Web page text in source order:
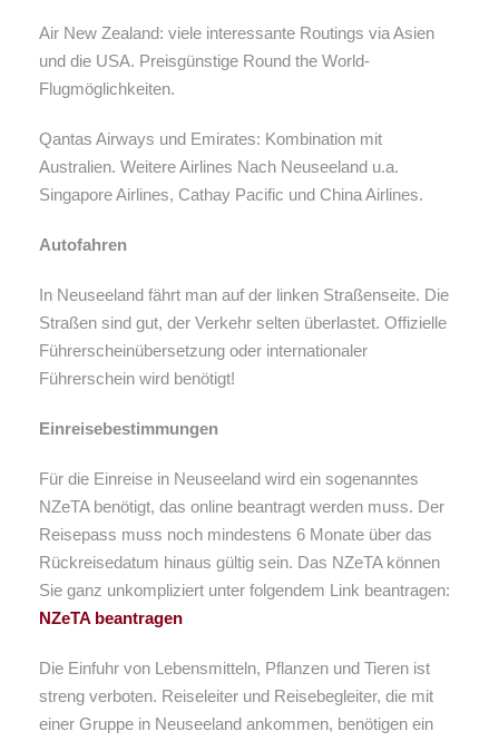
Air New Zealand: viele interessante Routings via Asien
und die USA. Preisgünstige Round the World-
Flugmöglichkeiten.
Qantas Airways und Emirates: Kombination mit
Australien. Weitere Airlines Nach Neuseeland u.a.
Singapore Airlines, Cathay Pacific und China Airlines.
Autofahren
In Neuseeland fährt man auf der linken Straßenseite. Die
Straßen sind gut, der Verkehr selten überlastet. Offizielle
Führerscheinübersetzung oder internationaler
Führerschein wird benötigt!
Einreisebestimmungen
Für die Einreise in Neuseeland wird ein sogenanntes
NZeTA benötigt, das online beantragt werden muss. Der
Reisepass muss noch mindestens 6 Monate über das
Rückreisedatum hinaus gültig sein. Das NZeTA können
Sie ganz unkompliziert unter folgendem Link beantragen:
NZeTA beantragen
Die Einfuhr von Lebensmitteln, Pflanzen und Tieren ist
streng verboten. Reiseleiter und Reisebegleiter, die mit
einer Gruppe in Neuseeland ankommen, benötigen ein